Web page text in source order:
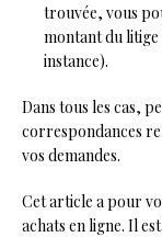
trouvée, vous
montant du
instance).
Dans tous les cas,
correspondances
vos demandes.
Cet article a pour
achats en ligne. Il